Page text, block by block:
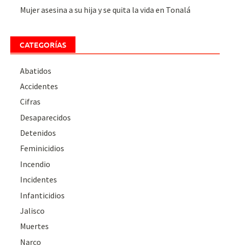
Mujer asesina a su hija y se quita la vida en Tonalá
CATEGORÍAS
Abatidos
Accidentes
Cifras
Desaparecidos
Detenidos
Feminicidios
Incendio
Incidentes
Infanticidios
Jalisco
Muertes
Narco